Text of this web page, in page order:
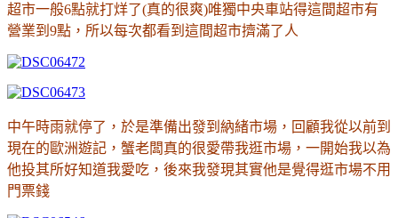
超市一般6點就打烊了(真的很爽)唯獨中央車站得這間超市有
營業到9點，所以每次都看到這間超市擠滿了人
中午時雨就停了，於是準備出發到納緒市場，回顧我從以前到
現在的歐洲遊記，蟹老闆真的很愛帶我逛市場，一開始我以為
他投其所好知道我愛吃，後來我發現其實他是覺得逛市場不用
門票錢